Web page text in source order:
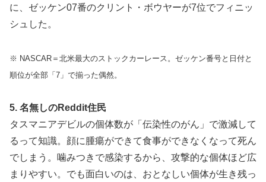
に、ゼッケン07番のクリント・ボウヤーが7位でフィニッ
シュした。
※ NASCAR＝北米最大のストックカーレース。ゼッケン番号と日付と
順位が全部「7」で揃った偶然。
5. 名無しのReddit住民
タスマニアデビルの個体数が「伝染性のがん」で激減して
るって知識。顔に腫瘍ができて食事ができなくなって死ん
でしまう。噛みつきで感染するから、攻撃的な個体ほど広
まりやすい。でも面白いのは、おとなしい個体が生き残っ